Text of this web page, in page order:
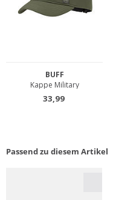
Passend zu diesem Artikel